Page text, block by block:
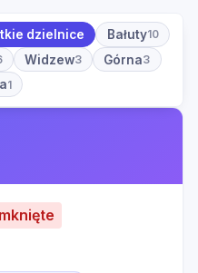
dzielnice Bałuty10
Widzew3 Górna3
1